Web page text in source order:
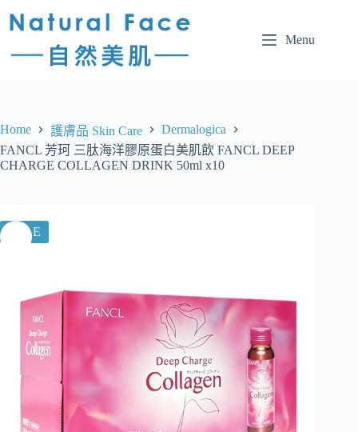
Menu
Home 護膚品 Skin Care
Dermalogica
FANCL 芳珂 三肽海洋膠原蛋白美肌飲 FANCL DEEP
CHARGE COLLAGEN DRINK 50ml x10
SALE